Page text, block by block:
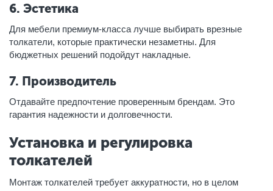
6. Эстетика
Для мебели премиум-класса лучше выбирать врезные
толкатели, которые практически незаметны. Для
бюджетных решений подойдут накладные.
7. Производитель
Отдавайте предпочтение проверенным брендам. Это
гарантия надежности и долговечности.
Установка и регулировка
толкателей
Монтаж толкателей требует аккуратности, но в целом